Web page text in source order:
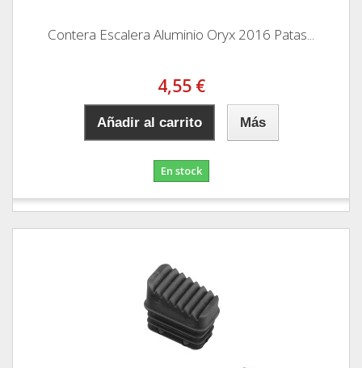
Contera Escalera Aluminio Oryx 2016 Patas...
4,55 €
Añadir al carrito Más
En stock